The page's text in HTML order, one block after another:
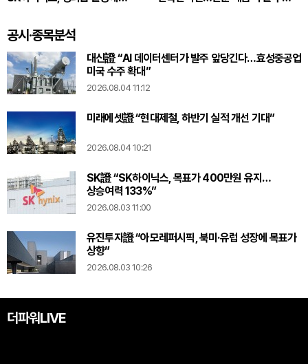
공시·종목분석
대신證 “AI 데이터센터가 발주 앞당긴다…효성중공업
미국 수주 확대”
2026.08.04 11:12
미래에셋證 “현대제철, 하반기 실적 개선 기대”
2026.08.04 10:21
SK證 “SK하이닉스, 목표가 400만원 유지…
상승여력 133%”
2026.08.03 11:00
유진투자證 “아모레퍼시픽, 북미·유럽 성장에 목표가
상향”
2026.08.03 10:26
더파워LIVE